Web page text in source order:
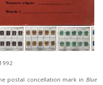
postal concellation mark in Blue